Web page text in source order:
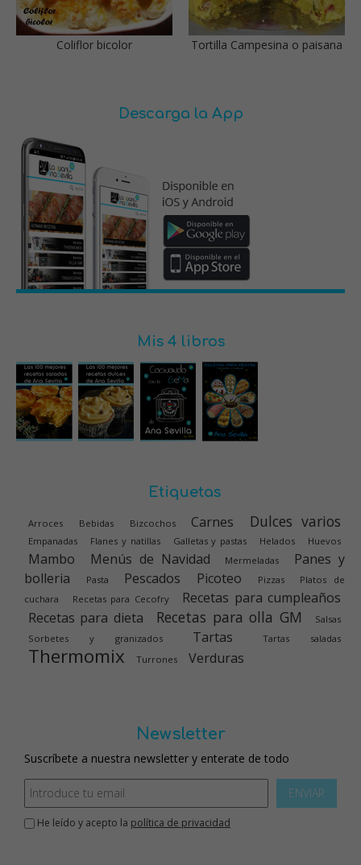
Coliflor bicolor Tortilla Campesina o paisana
Descarga la App
Mis 4 libros
Etiquetas
Arroces Bebidas Bizcochos Carnes Dulces varios
Empanadas Flanes y natillas Galletas y pastas Helados Huevos
Mambo Menús de Navidad Mermeladas
Panes y
bolleria
Pasta Pescados Picoteo Pizzas
Platos de
cuchara
Recetas para Cecofry
Recetas para cumpleaños
Recetas para dieta
Recetas para olla GM
Salsas
Sorbetes y granizados
Tartas Tartas saladas
Thermomix Turrones Verduras
Newsletter
Suscríbete a nuestra newsletter y enterate de todo
ENVIAR
He leído y acepto la política de privacidad